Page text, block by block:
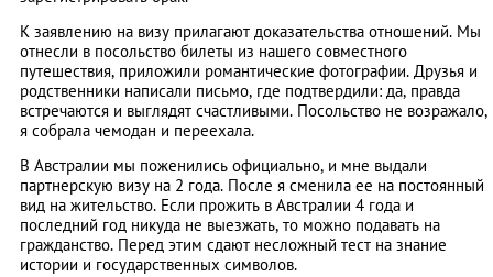
К заявлению на визу прилагают доказательства отношений. Мы
отнесли в посольство билеты из нашего совместного
путешествия, приложили романтические фотографии. Друзья и
родственники написали письмо, где подтвердили: да, правда
встречаются и выглядят счастливыми. Посольство не возражало,
я собрала чемодан и переехала.
В Австралии мы поженились официально, и мне выдали
партнерскую визу на 2 года. После я сменила ее на постоянный
вид на жительство. Если прожить в Австралии 4 года и
последний год никуда не выезжать, то можно подавать на
гражданство. Перед этим сдают несложный тест на знание
истории и государственных символов.